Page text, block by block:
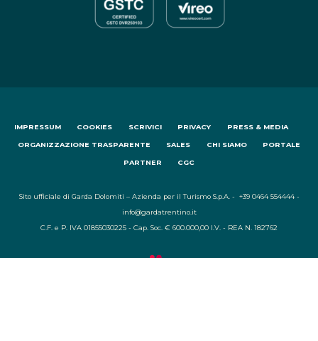
IMPRESSUM COOKIES SCRIVICI PRIVACY PRESS & MEDIA
ORGANIZZAZIONE TRASPARENTE SALES CHI SIAMO PORTALE
PARTNER CGC
Sito ufficiale di Garda Dolomiti – Azienda per il Turismo S.p.A. - +39 0464 554444 -
info@gardatrentino.it
C.F. e P. IVA 01855030225 - Cap. Soc. € 600.000,00 I.V. - REA N. 182762